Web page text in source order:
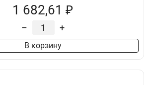
1 682,61 ₽
– +
В корзину